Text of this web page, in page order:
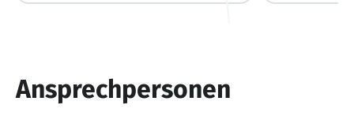
Ansprechpersonen